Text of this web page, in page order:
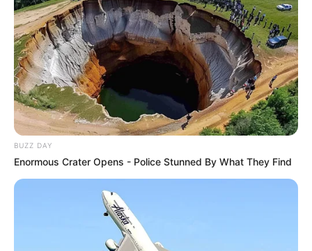
BUZZ DAY
Enormous Crater Opens - Police Stunned By What They Find